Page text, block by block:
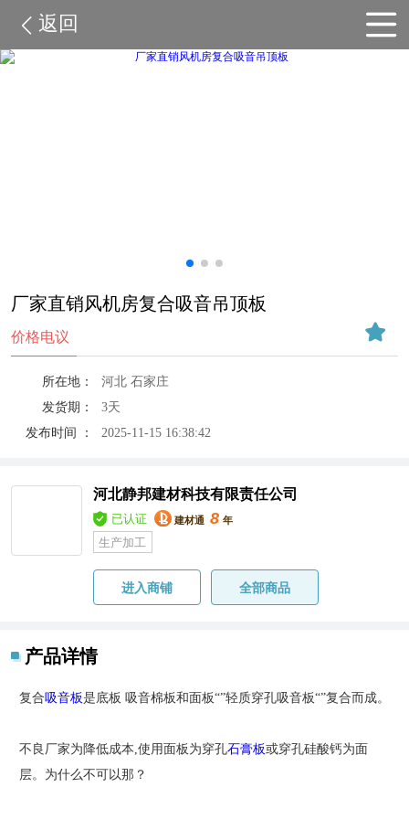
返回
厂家直销风机房复合吸音吊顶板
价格电议
所在地：
河北 石家庄
发货期：
3天
发布时间 ：
2025-11-15 16:38:42
河北静邦建材科技有限责任公司
已认证 建材通 8 年
生产加工
进入商铺 全部商品
产品详情
复合吸音板是底板 吸音棉板和面板“”轻质穿孔吸音板“”复合而成。
不良厂家为降低成本,使用面板为穿孔石膏板或穿孔硅酸钙为面
层。为什么不可以那？